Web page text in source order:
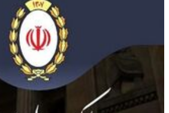
اقتصاد
ایران